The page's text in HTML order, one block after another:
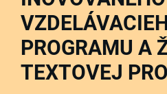
PROGRAMU A
TEXTOVEJ